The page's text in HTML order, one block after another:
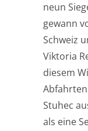
neun
gewann
Schweiz
Viktoria
diesem
Stuhec
als eine